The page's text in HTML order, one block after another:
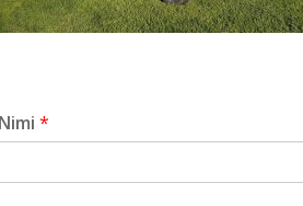
Nimi *